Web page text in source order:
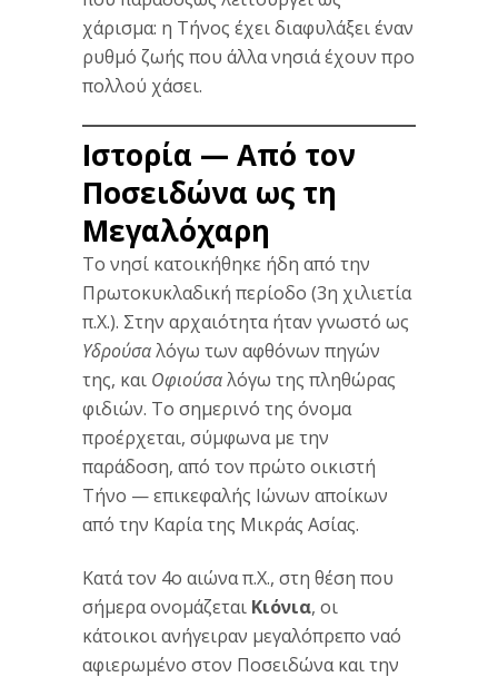
χάρισμα: η Τήνος έχει διαφυλάξει έναν
ρυθμό ζωής που άλλα νησιά έχουν προ
πολλού χάσει.
Ιστορία — Από τον
Ποσειδώνα ως τη
Μεγαλόχαρη
Το νησί κατοικήθηκε ήδη από την
Πρωτοκυκλαδική περίοδο (3η χιλιετία
π.Χ.). Στην αρχαιότητα ήταν γνωστό ως
Υδρούσαλόγω των αφθόνων πηγών
της, και Οφιούσαλόγω της πληθώρας
φιδιών. Το σημερινό της όνομα
προέρχεται, σύμφωνα με την
παράδοση, από τον πρώτο οικιστή
Τήνο — επικεφαλής Ιώνων αποίκων
από την Καρία της Μικράς Ασίας.
Κατά τον 4ο αιώνα π.Χ., στη θέση που
σήμερα ονομάζεται Κιόνια, οι
κάτοικοι ανήγειραν μεγαλόπρεπο ναό
αφιερωμένο στον Ποσειδώνα και την